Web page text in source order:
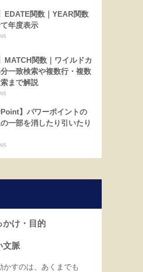
EDATE関数｜YEAR関数
年度表示
MATCH関数｜ワイルドカ
一致検索や複数行・複数
まで解説
】パワーポイントの
一部を消したり引いたり
かけ・目的
文脈
かすのは、あくまでも